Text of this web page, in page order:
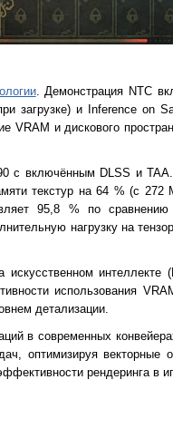
. Демонстрация NTC
загрузке) и Inference on
VRAM и дискового
с включённым DLSS и
текстур на 64 % (с
95,8 % по
нагрузку на
искусственном
использования
детализации.
в современных
оптимизируя векторные
рендеринга в